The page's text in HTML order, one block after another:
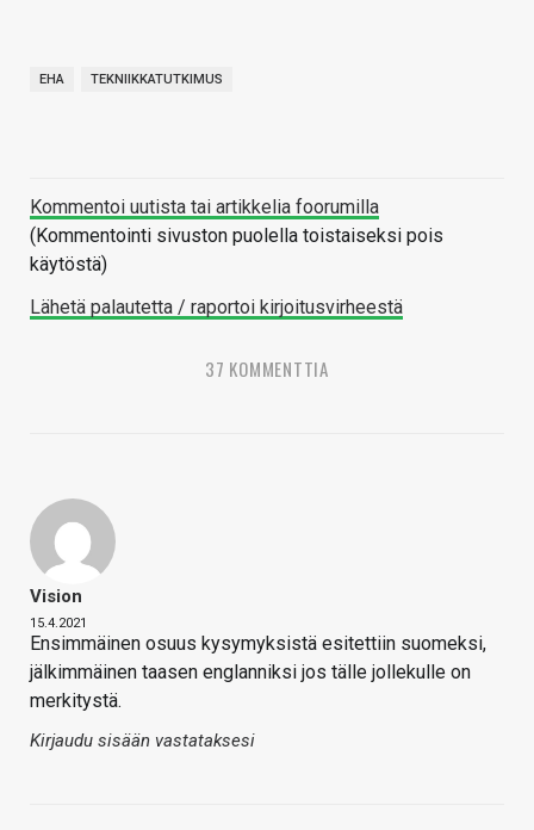
EHA TEKNIIKKATUTKIMUS
Kommentoi uutista tai artikkelia foorumilla
(Kommentointi sivuston puolella toistaiseksi pois
käytöstä)
Lähetä palautetta / raportoi kirjoitusvirheestä
37 KOMMENTTIA
Vision
15.4.2021
Ensimmäinen osuus kysymyksistä esitettiin suomeksi,
jälkimmäinen taasen englanniksi jos tälle jollekulle on
merkitystä.
Kirjaudu sisään vastataksesi